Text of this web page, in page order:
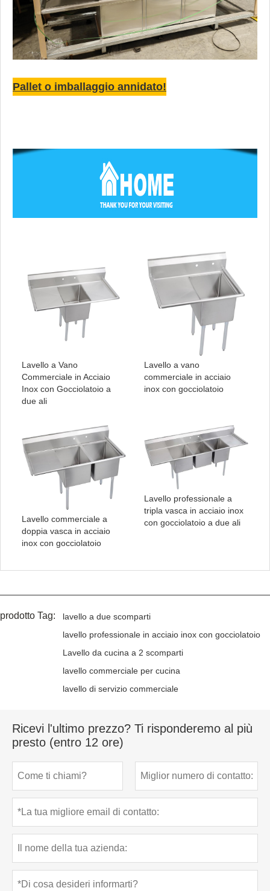
Pallet o imballaggio annidato!
Lavello a Vano
Commerciale in Acciaio
Inox con Gocciolatoio a
due ali
Lavello a vano
commerciale in acciaio
inox con gocciolatoio
Lavello commerciale a
doppia vasca in acciaio
inox con gocciolatoio
Lavello professionale a
tripla vasca in acciaio inox
con gocciolatoio a due ali
prodotto Tag:
lavello a due scomparti
lavello professionale in acciaio inox con gocciolatoio
Lavello da cucina a 2 scomparti
lavello commerciale per cucina
lavello di servizio commerciale
Ricevi l'ultimo prezzo? Ti risponderemo al più
presto (entro 12 ore)